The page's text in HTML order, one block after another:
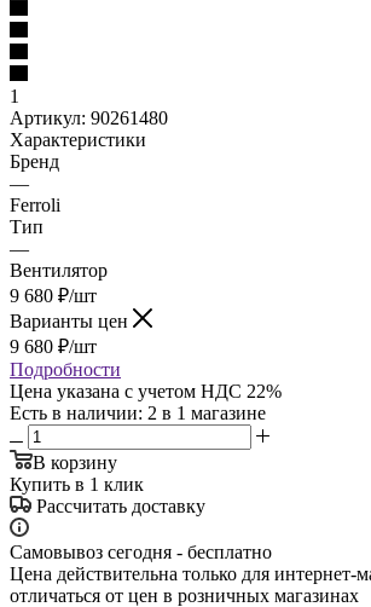
1
Артикул: 90261480
Характеристики
Бренд
—
Ferroli
Тип
—
Вентилятор
9 680 ₽/шт
Варианты цен
9 680 ₽/шт
Подробности
Цена указана с учетом НДС 22%
Есть в наличии: 2 в 1 магазине
В корзину
Купить в 1 клик
Рассчитать доставку
Самовывоз сегодня - бесплатно
Цена действительна только для интернет-
отличаться от цен в розничных магазинах